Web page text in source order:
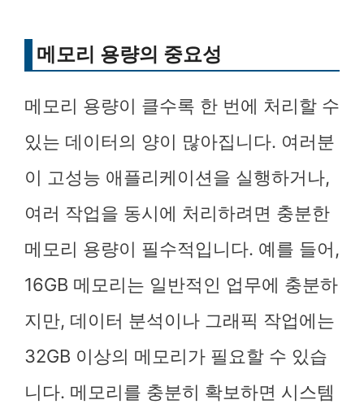
메모리 용량의 중요성
메모리 용량이 클수록 한 번에 처리할 수
있는 데이터의 양이 많아집니다. 여러분
이 고성능 애플리케이션을 실행하거나,
여러 작업을 동시에 처리하려면 충분한
메모리 용량이 필수적입니다. 예를 들어,
16GB 메모리는 일반적인 업무에 충분하
지만, 데이터 분석이나 그래픽 작업에는
32GB 이상의 메모리가 필요할 수 있습
니다. 메모리를 충분히 확보하면 시스템